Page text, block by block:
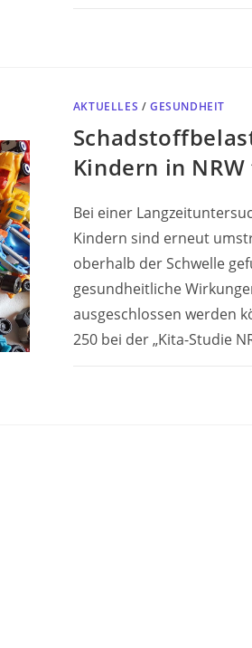
AKTUELLES /GESUNDHEIT
Kindern in
Bei einer
Kindern sind erneut
oberhalb der Schwelle
gesundheitliche
ausgeschlossen werden
250 bei der „Kita-Studie